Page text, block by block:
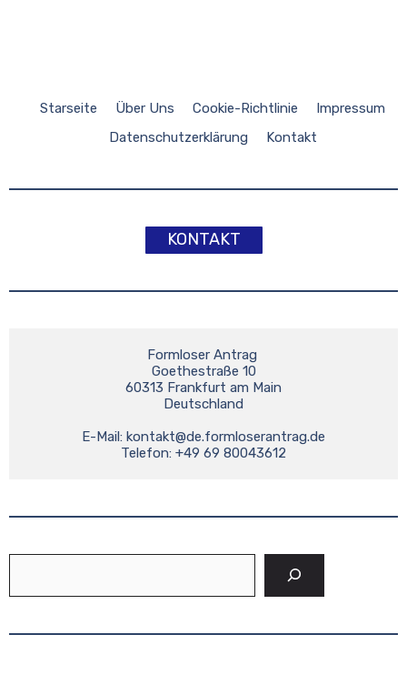
Starseite Über Uns Cookie-Richtlinie
Impressum
Datenschutzerklärung
Kontakt
KONTAKT
Formloser Antrag
Goethestraße 10
60313 Frankfurt am Main
Deutschland
E-Mail: kontakt@de.formloserantrag.de
Telefon: +49 69 80043612